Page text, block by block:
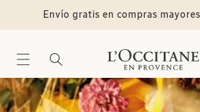
directamente
al contenido
Envío gratis en compras